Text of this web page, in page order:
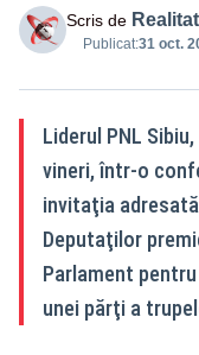
Scris de
Publicat:31 oct.
Liderul PNL
vineri, într-o
invitaţia adresată
Deputaţilor
Parlament
unei părţi a